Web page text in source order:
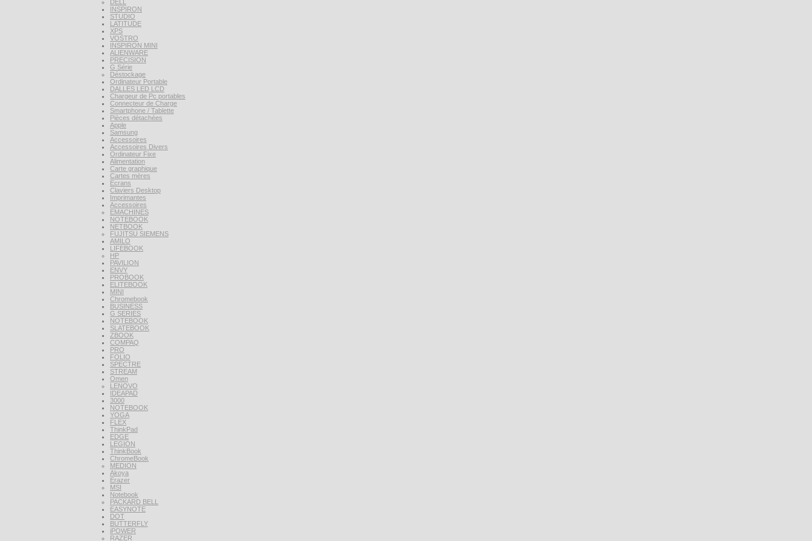
DELL
INSPIRON
STUDIO
LATITUDE
XPS
VOSTRO
INSPIRON MINI
ALIENWARE
PRECISION
G Série
Déstockage
Ordinateur Portable
DALLES LED LCD
Chargeur de Pc portables
Connecteur de Charge
Smartphone / Tablette
Pièces détachées
Apple
Samsung
Accessoires
Accessoires Divers
Ordinateur Fixe
Alimentation
Carte graphique
Cartes mères
Ecrans
Claviers Desktop
Imprimantes
Accessoires
EMACHINES
NOTEBOOK
NETBOOK
FUJITSU SIEMENS
AMILO
LIFEBOOK
HP
PAVILION
ENVY
PROBOOK
ELITEBOOK
MINI
Chromebook
BUSINESS
G SERIES
NOTEBOOK
SLATEBOOK
ZBOOK
COMPAQ
PRO
FOLIO
SPECTRE
STREAM
Omen
LENOVO
IDEAPAD
3000
NOTEBOOK
YOGA
FLEX
ThinkPad
EDGE
LEGION
ThinkBook
ChromeBook
MEDION
Akoya
Erazer
MSI
Notebook
PACKARD BELL
EASYNOTE
DOT
BUTTERFLY
iPOWER
RAZER